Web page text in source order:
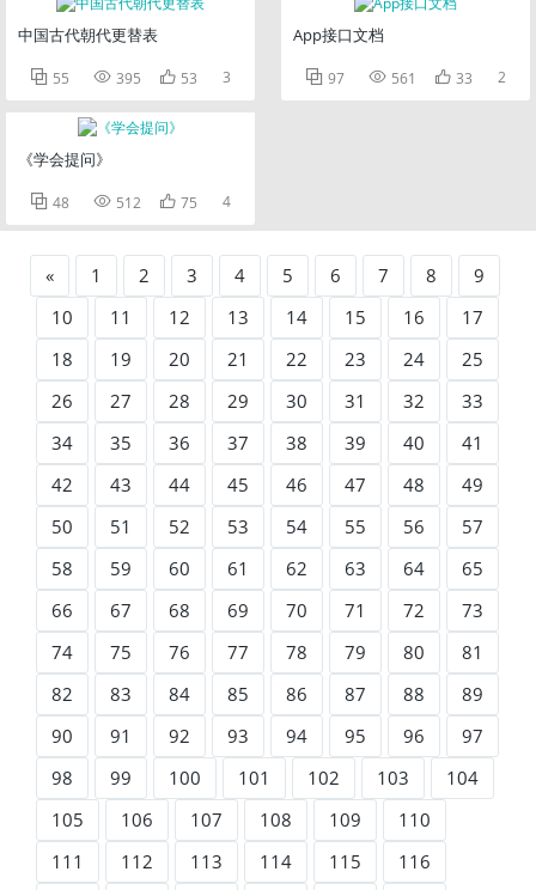
中国古代朝代更替表
 55  395  53 3
《学会提问》
 48  512  75 4
App接口文档
 97  561  33 2
« 1 2 3 4 5 6 7 8
9
10
11 12 13 14 15 16
17
18
19 20 21 22 23 24
25
26
27 28 29 30 31 32
33
34
35 36 37 38 39 40
41
42
43 44 45 46 47 48
49
50
51 52 53 54 55 56
57
58
59 60 61 62 63 64
65
66
67 68 69 70 71 72
73
74
75 76 77 78 79 80
81
82
83 84 85 86 87 88
89
90
91 92 93 94 95 96
97
98
99 100 101 102 103
104
105
106 107 108 109
110
111
112 113 114 115
116